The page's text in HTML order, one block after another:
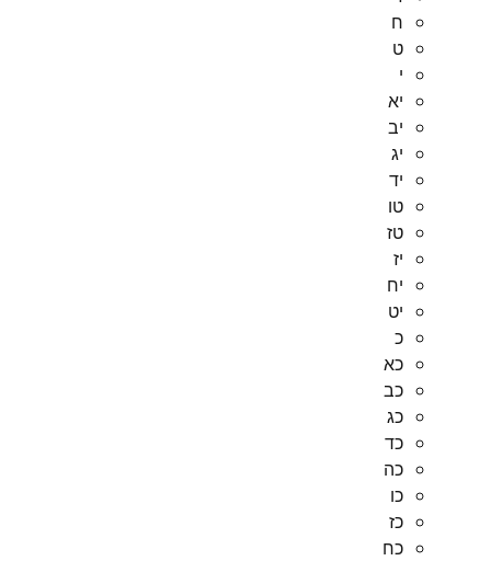
ח
ט
י
יא
יב
יג
יד
טו
טז
יז
יח
יט
כ
כא
כב
כג
כד
כה
כו
כז
כח